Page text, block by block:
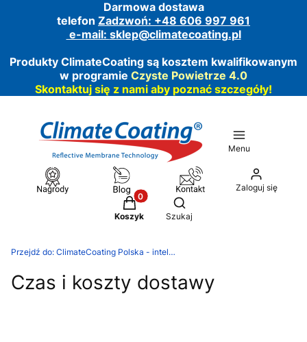
Darmowa dostawa
telefon Zadzwoń: +48 606 997 961
e-mail: sklep@climatecoating.pl
Produkty ClimateCoating są kosztem kwalifikowanym
w programie Czyste Powietrze 4.0
Skontaktuj się z nami aby poznać szczegóły!
Menu
Zaloguj się
Produkty w koszyku: 0. Zobacz
Koszyk
Otwórz wyszukiwarkę
Szukaj
Przejdź do: ClimateCoating Polska - inteligentne powłoki funkcjonalne
Czas i koszty dostawy